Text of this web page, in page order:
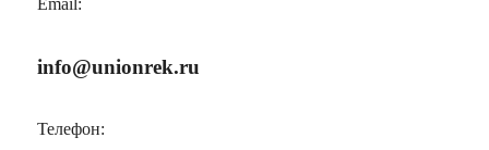
Email:
info@unionrek.ru
Телефон: